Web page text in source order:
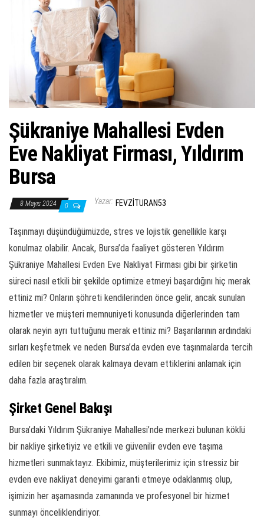
Şükraniye Mahallesi Evden
Eve Nakliyat Firması, Yıldırım
Bursa
8 Mayıs 2024 0 Yazar: FEVZITURAN53
Taşınmayı düşündüğümüzde, stres ve lojistik genellikle karşı
konulmaz olabilir. Ancak, Bursa’da faaliyet gösteren Yıldırım
Şükraniye Mahallesi Evden Eve Nakliyat Firması gibi bir şirketin
süreci nasıl etkili bir şekilde optimize etmeyi başardığını hiç merak
ettiniz mi? Onların şöhreti kendilerinden önce gelir, ancak sunulan
hizmetler ve müşteri memnuniyeti konusunda diğerlerinden tam
olarak neyin ayrı tuttuğunu merak ettiniz mi? Başarılarının ardındaki
sırları keşfetmek ve neden Bursa’da evden eve taşınmalarda tercih
edilen bir seçenek olarak kalmaya devam ettiklerini anlamak için
daha fazla araştıralım.
Şirket Genel Bakışı
Bursa’daki Yıldırım Şükraniye Mahallesi’nde merkezi bulunan köklü
bir nakliye şirketiyiz ve etkili ve güvenilir evden eve taşıma
hizmetleri sunmaktayız. Ekibimiz, müşterilerimiz için stressiz bir
evden eve nakliyat deneyimi garanti etmeye odaklanmış olup,
işimizin her aşamasında zamanında ve profesyonel bir hizmet
sunmayı önceliklendiriyor.